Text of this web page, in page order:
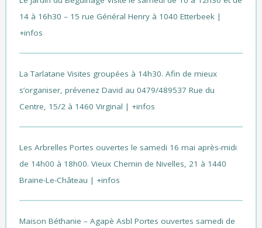
14 à 16h30 – 15 rue Général Henry à 1040 Etterbeek |
+infos
La Tarlatane Visites groupées à 14h30. Afin de mieux
s’organiser, prévenez David au 0479/489537 Rue du
Centre, 15/2 à 1460 Virginal | +infos
Les Arbrelles Portes ouvertes le samedi 16 mai après-midi
de 14h00 à 18h00. Vieux Chemin de Nivelles, 21 à 1440
Braine-Le-Château | +infos
Maison Béthanie – Agapè Asbl Portes ouvertes samedi de